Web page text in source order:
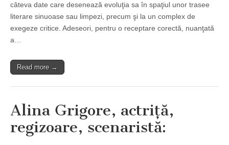
câteva date care desenează evoluţia sa în spaţiul unor trasee
literare sinuoase sau limpezi, precum şi la un complex de
exegeze critice. Adeseori, pentru o receptare corectă, nuanţată
a…
Read more →
Alina Grigore, actriţă,
regizoare, scenaristă: